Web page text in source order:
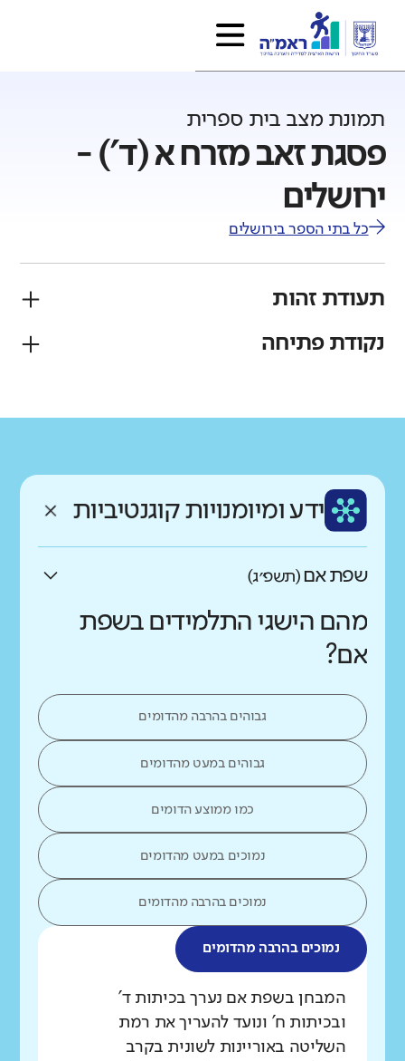
תמונת מצב בית ספרית
פסגת זאב מזרח א (ד') -
ירושלים
כל בתי הספר בירושלים
תעודת זהות
פיקוח
עברית ותיק
נקודת פתיחה
רקע חברתי כלכלי
נמוך ידע ומיומנויות קוגנטיביות
שפת אם(תשפ״ג)
מהם הישגי התלמידים בשפת
אם?
גבוהים בהרבה מהדומים
גבוהים במעט מהדומים
כמו ממוצע הדומים
נמוכים במעט מהדומים
נמוכים בהרבה מהדומים
נמוכים בהרבה מהדומים
מה בדקנו?
המבחן בשפת אם נערך בכיתות ד'
ובכיתות ח' ונועד להעריך את רמת
השליטה באוריינות לשונית בקרב